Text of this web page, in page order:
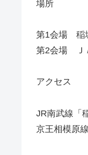
場所
第1会場 稲
第2会場 Ｊ
アクセス
JR南武線「
京王相模原